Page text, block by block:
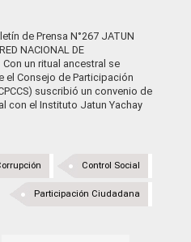
de Prensa N°267 JATUN
NACIONAL DE
Con un ritual ancestral se
el Consejo de Participación
suscribió un convenio de
con el Instituto Jatun Yachay
Control Social
Participación Ciudadana